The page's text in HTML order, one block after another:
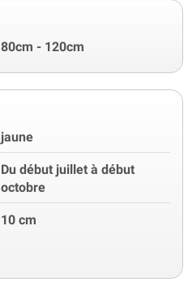
80cm - 120cm
jaune
Du début juillet à début
octobre
10 cm